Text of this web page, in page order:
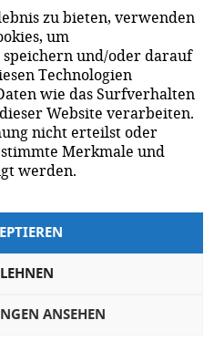
zu bieten, verwenden
um
und/oder darauf
Technologien
wie das Surfverhalten
Website verarbeiten.
nicht erteilst oder
Merkmale und
werden.
ANSEHEN
SEITE.